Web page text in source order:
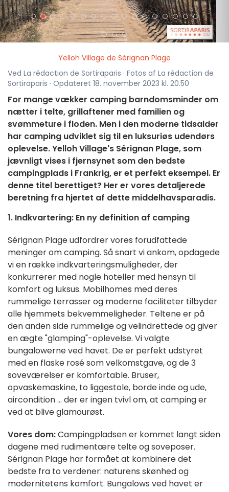
Yelloh Village de Sérignan Plage
Ved La rédaction de Sortiraparis · Fotos af La rédaction de
Sortiraparis · Opdateret 18. november 2023 kl. 20.50
For mange vækker camping barndomsminder om
nætter i telte, grillaftener med familien og
svømmeture i floden. Men i den moderne tidsalder
har camping udviklet sig til en luksuriøs udendørs
oplevelse. Yelloh Village's Sérignan Plage, som
jævnligt vises i fjernsynet som den bedste
campingplads i Frankrig, er et perfekt eksempel. Er
denne titel berettiget? Her er vores detaljerede
beretning fra hjertet af dette middelhavsparadis.
1. Indkvartering: En ny definition af camping
Sérignan Plage udfordrer vores forudfattede
meninger om camping. Så snart vi ankom, opdagede
vi en række indkvarteringsmuligheder, der
konkurrerer med nogle hoteller med hensyn til
komfort og luksus. Mobilhomes med deres
rummelige terrasser og moderne faciliteter tilbyder
alle hjemmets bekvemmeligheder. Teltene er på
den anden side rummelige og velindrettede og giver
en ægte "glamping"-oplevelse. Vi valgte
bungalowerne ved havet. De er perfekt udstyret
med en flaske rosé som velkomstgave, og de 3
soveværelser er komfortable. Bruser,
opvaskemaskine, to liggestole, borde inde og ude,
aircondition ... der er ingen tvivl om, at camping er
ved at blive glamourøst.
Vores dom:Campingpladsen er kommet langt siden
dagene med rudimentære telte og soveposer.
Sérignan Plage har formået at kombinere det
bedste fra to verdener: naturens skønhed og
modernitetens komfort. Bungalows ved havet er